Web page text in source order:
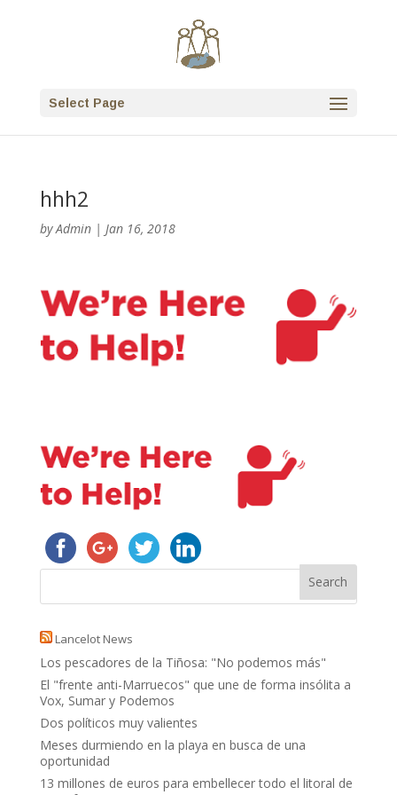
Select Page
hhh2
byAdmin| Jan 16, 2018
Lancelot News
Los pescadores de la Tiñosa: "No podemos más"
El "frente anti-Marruecos" que une de forma insólita a
Vox, Sumar y Podemos
Dos políticos muy valientes
Meses durmiendo en la playa en busca de una
oportunidad
13 millones de euros para embellecer todo el litoral de